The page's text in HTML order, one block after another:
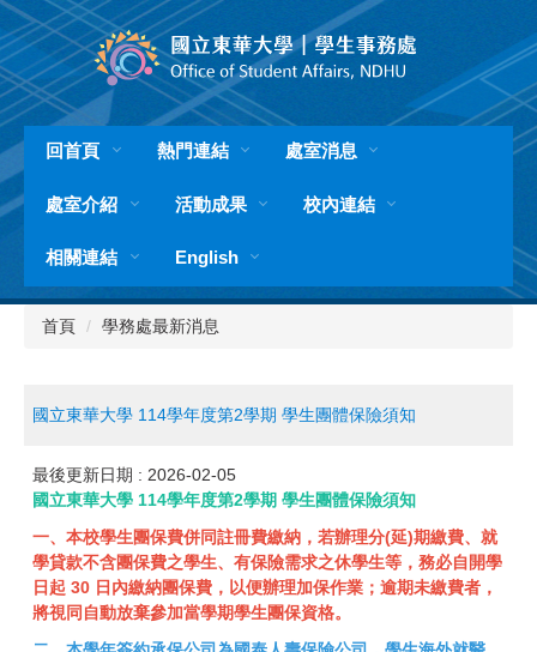
跳
到
主
要
內
容
區
回首頁 熱門連結 處室消息
處室介紹 活動成果 校內連結
相關連結 English
首頁 學務處最新消息
國立東華大學 114學年度第2學期 學生團體保險須知
最後更新日期 : 2026-02-05
國立東華大學 114學年度第2學期 學生團體保險須知
一、本校學生團保費併同註冊費繳納，若辦理分(延)期繳費、就
學貸款不含團保費之學生、有保險需求之休學生等，務必自開學
日起 30 日內繳納團保費，以便辦理加保作業；逾期未繳費者，
將視同自動放棄參加當學期學生團保資格。